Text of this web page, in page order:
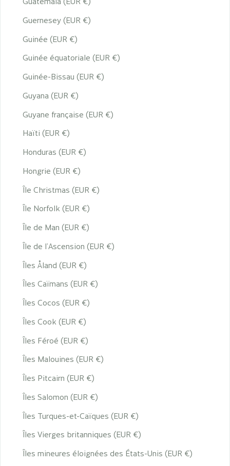
Guernesey (EUR €)
Guinée (EUR €)
Guinée équatoriale (EUR €)
Guinée-Bissau (EUR €)
Guyana (EUR €)
Guyane française (EUR €)
Haïti (EUR €)
Honduras (EUR €)
Hongrie (EUR €)
Île Christmas (EUR €)
Île Norfolk (EUR €)
Île de Man (EUR €)
Île de l’Ascension (EUR €)
Îles Åland (EUR €)
Îles Caïmans (EUR €)
Îles Cocos (EUR €)
Îles Cook (EUR €)
Îles Féroé (EUR €)
Îles Malouines (EUR €)
Îles Pitcairn (EUR €)
Îles Salomon (EUR €)
Îles Turques-et-Caïques (EUR €)
Îles Vierges britanniques (EUR €)
Îles mineures éloignées des États-Unis (EUR €)